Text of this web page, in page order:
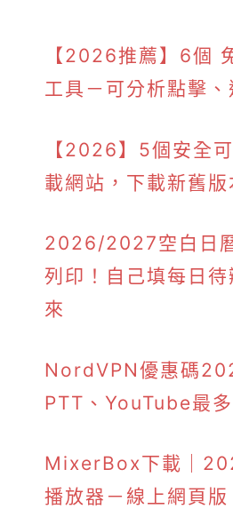
【2026推薦】6個
工具－可分析點擊
【2026】5個安全
載網站，下載新舊版
2026/2027空白日
列印！自己填每日
來
NordVPN優惠碼
PTT、YouTube最
MixerBox下載｜
播放器－線上網頁版